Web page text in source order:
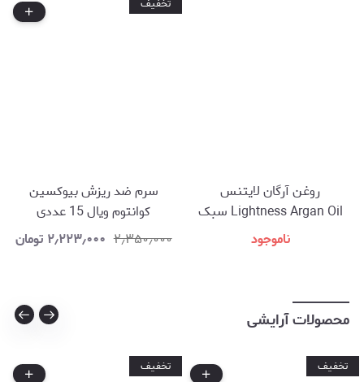
روغن آرگان لایتنس
Lightness Argan Oil سبک
برای انواع مو، بدون احساس
چربی اضافی حجم ۱۰۰ میل
ناموجود
سرم ضد ریزش بیوکسین
کوانتوم ویال 15 عددی
۲٫۳۵۰٫۰۰۰ ۲٫۲۲۳٫۰۰۰ تومان
محصولات آرایشی
تخفیف تخفیف